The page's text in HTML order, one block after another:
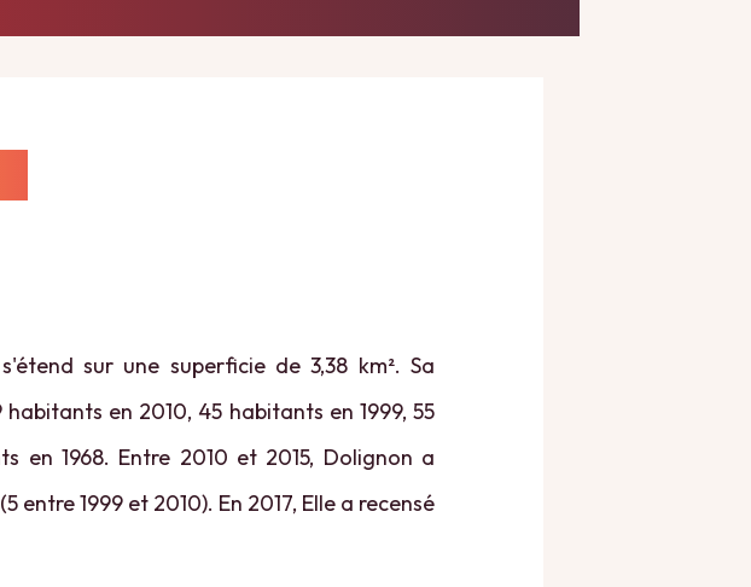
sur une superficie de 3,38 km². Sa
en 2010, 45 habitants en 1999, 55
en 1968. Entre 2010 et 2015, Dolignon a
entre 1999 et 2010). En 2017, Elle a recensé